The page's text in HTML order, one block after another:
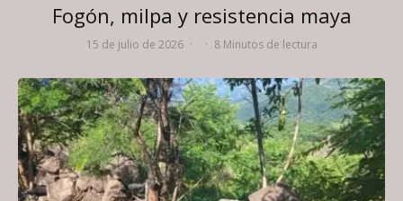
Fogón, milpa y resistencia maya
15 de julio de 2026 · · 8 Minutos de lectura